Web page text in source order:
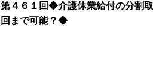
第４６１回◆介護休業給付の分割
回まで可能？◆